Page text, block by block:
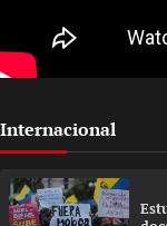
Internacional